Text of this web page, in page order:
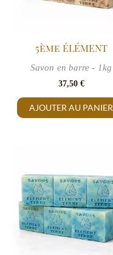
5ème ÉLÉMENT
Savon en barre - 1kg
37,50 €
AJOUTER AU PANIER